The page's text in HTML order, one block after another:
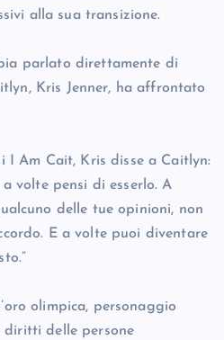
alla sua transizione.
parlato direttamente di
Kris Jenner, ha affrontato
I Am Cait, Kris disse a Caitlyn:
volte pensi di esserlo. A
delle tue opinioni, non
E a volte puoi diventare
olimpica, personaggio
delle persone